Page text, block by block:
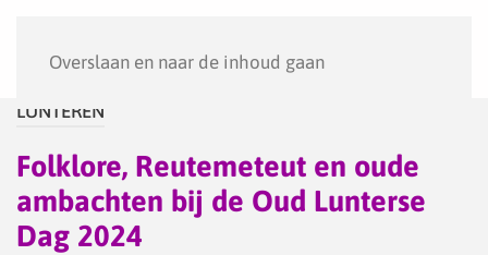
Overslaan en naar de inhoud gaan
LUNTEREN
Folklore, Reutemeteut en oude
ambachten bij de Oud Lunterse
Dag 2024